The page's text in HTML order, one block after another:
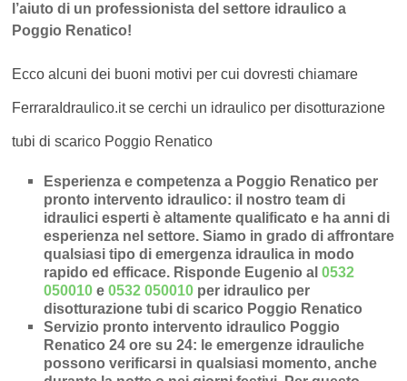
l’aiuto di un professionista del settore idraulico a
Poggio Renatico!
Ecco alcuni dei buoni motivi per cui dovresti chiamare
FerraraIdraulico.it se cerchi un idraulico per disotturazione
tubi di scarico Poggio Renatico
Esperienza e competenza a Poggio Renatico per
pronto intervento idraulico: il nostro team di
idraulici esperti è altamente qualificato e ha anni di
esperienza nel settore. Siamo in grado di affrontare
qualsiasi tipo di emergenza idraulica in modo
rapido ed efficace. Risponde Eugenio al0532
050010 e0532 050010 per idraulico per
disotturazione tubi di scarico Poggio Renatico
Servizio pronto intervento idraulico Poggio
Renatico 24 ore su 24: le emergenze idrauliche
possono verificarsi in qualsiasi momento, anche